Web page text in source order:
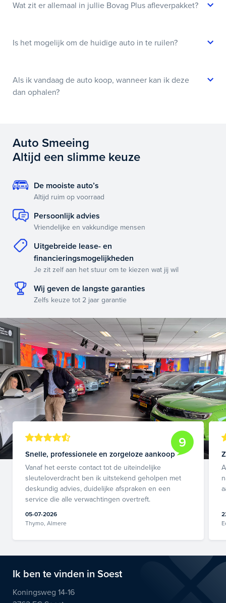
Wat zit er allemaal in jullie Bovag Plus afleverpakket?
Is het mogelijk om de huidige auto in te ruilen?
Als ik vandaag de auto koop, wanneer kan ik deze
dan ophalen?
Auto Smeeing
Altijd een slimme keuze
De mooiste auto’s
Altijd ruim op voorraad
Persoonlijk advies
Vriendelijke en vakkundige mensen
Uitgebreide lease- en
financieringsmogelijkheden
Je zit zelf aan het stuur om te kiezen wat jij wil
Wij geven de langste garanties
Zelfs keuze tot 2 jaar garantie
9
Snelle, professionele en zorgeloze aankoop
Vanaf het eerste contact tot de uiteindelijke
sleuteloverdracht ben ik uitstekend geholpen met
deskundig advies, duidelijke afspraken en een
service die alle verwachtingen overtreft.
05-07-2026
Thymo, Almere
Ik ben te vinden in Soest
Koningsweg 14-16